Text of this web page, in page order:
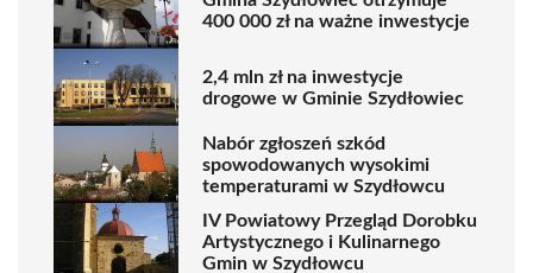
400 000 zł na ważne inwestycje
2,4 mln zł na inwestycje
drogowe w Gminie Szydłowiec
Nabór zgłoszeń szkód
spowodowanych wysokimi
temperaturami w Szydłowcu
IV Powiatowy Przegląd Dorobku
Artystycznego i Kulinarnego
Gmin w Szydłowcu